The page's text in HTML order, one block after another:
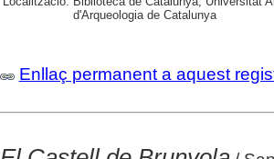
d'Arqueologia de Catalunya
Enllaç permanent a aquest